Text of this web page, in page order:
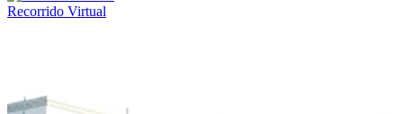
Recorrido Virtual